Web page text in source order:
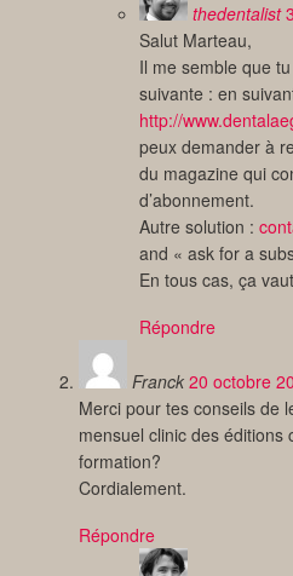
thedentalist
Salut Marteau,
Il me semble que
suivante : en
http://
peux demander à
du magazine qui
d’abonnement.
Autre solution :
and « ask for a
En tous cas, ça
Répondre
Franck 20 octobre
Merci pour tes conseils de
mensuel clinic des
formation?
Cordialement.
Répondre